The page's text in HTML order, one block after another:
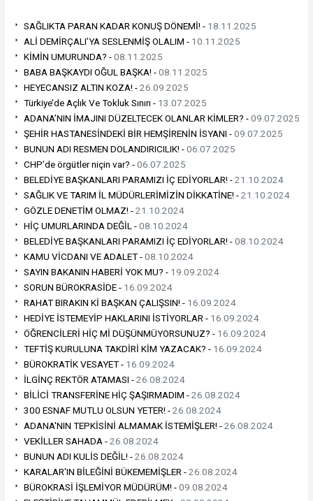
SAĞLIKTA PARAN KADAR KONUŞ DÖNEMİ! - 18.11.2025
ALİ DEMİRÇALI’YA SESLENMİŞ OLALIM - 10.11.2025
KİMİN UMURUNDA? -08.11.2025
BABA BAŞKAYDI OĞUL BAŞKA! -08.11.2025
HEYECANSIZ ALTIN KOZA! -26.09.2025
Türkiye’de Açlık Ve Tokluk Sınırı - 13.07.2025
ADANA’NIN İMAJINI DÜZELTECEK OLANLAR KİMLER? -09.07.2025
ŞEHİR HASTANESİNDEKİ BİR HEMŞİRENİN İSYANI -09.07.2025
BUNUN ADI RESMEN DOLANDIRICILIK! -06.07.2025
CHP’de örgütler niçin var? -06.07.2025
BELEDİYE BAŞKANLARI PARAMIZI İÇ EDİYORLAR! -21.10.2024
SAĞLIK VE TARIM İL MÜDÜRLERİMİZİN DİKKATİNE! -21.10.2024
GÖZLE DENETİM OLMAZ! -21.10.2024
HİÇ UMURLARINDA DEĞİL -08.10.2024
BELEDİYE BAŞKANLARI PARAMIZI İÇ EDİYORLAR! -08.10.2024
KAMU VİCDANI VE ADALET -08.10.2024
SAYIN BAKANIN HABERİ YOK MU? - 19.09.2024
SORUN BÜROKRASİDE - 16.09.2024
RAHAT BIRAKIN Kİ BAŞKAN ÇALIŞSIN! - 16.09.2024
HEDİYE İSTEMEYİP HAKLARINI İSTİYORLAR - 16.09.2024
ÖĞRENCİLERİ HİÇ Mİ DÜŞÜNMÜYORSUNUZ? - 16.09.2024
TEFTİŞ KURULUNA TAKDİRİ KİM YAZACAK? - 16.09.2024
BÜROKRATİK VESAYET - 16.09.2024
İLGİNÇ REKTÖR ATAMASI -26.08.2024
BİLİCİ TRANSFERİNE HİÇ ŞAŞIRMADIM -26.08.2024
300 ESNAF MUTLU OLSUN YETER! -26.08.2024
ADANA'NIN TEPKİSİNİ ALMAMAK İSTEMİŞLER! -26.08.2024
VEKİLLER SAHADA -26.08.2024
BUNUN ADI KULİS DEĞİL! -26.08.2024
KARALAR'IN BİLEĞİNİ BÜKEMEMİŞLER -26.08.2024
BÜROKRASİ İŞLEMİYOR MÜDÜRÜM! -09.08.2024